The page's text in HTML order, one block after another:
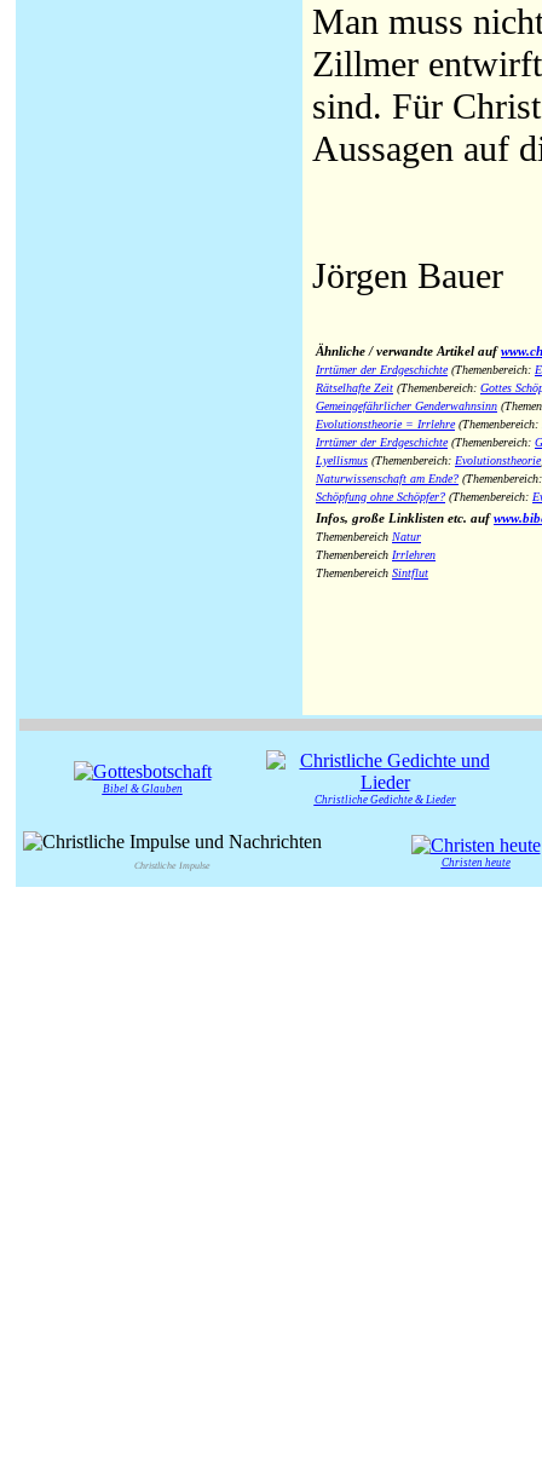
Man muss
Zillmer
sind. Für
Aussagen auf
Jörgen Bauer
Ähnliche / verwandte Artikel auf
Irrtümer der Erdgeschichte(Themenbereich:
Rätselhafte Zeit (Themenbereich: Gottes
Gemeingefährlicher Genderwahnsinn
Evolutionstheorie = Irrlehre(Themenbereich:
Irrtümer der Erdgeschichte(Themenbereich:
Lyellismus (Themenbereich: Evolutionstheorie
Naturwissenschaft am Ende?
Schöpfung ohne Schöpfer? (Themenbereich:
Infos, große Linklisten etc. auf
Themenbereich Natur
Themenbereich Irrlehren
Themenbereich Sintflut
Bibel & Glauben
Christliche Gedichte & Lieder
Christliche Impulse Christen heute